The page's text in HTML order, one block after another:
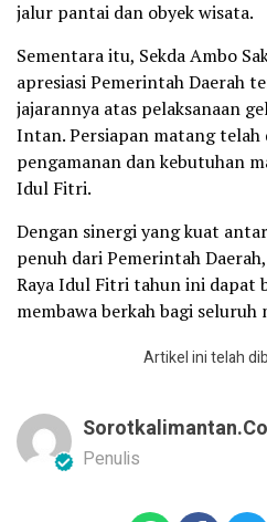
jalur pantai dan obyek wisata.
Sementara itu, Sekda Ambo
apresiasi Pemerintah Daerah
jajarannya atas pelaksanaan
Intan. Persiapan matang
pengamanan dan kebutuhan
Idul Fitri.
Dengan sinergi yang kuat
penuh dari Pemerintah
Raya Idul Fitri tahun ini dapat
membawa berkah bagi
Artikel ini telah
Penulis